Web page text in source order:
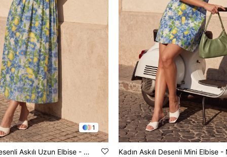
1
Kadın Limon Desenli Askılı Uzun Elbise - Mavi
Kadın Askılı Desenli Mini Elbise -